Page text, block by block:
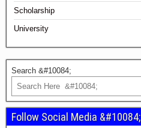
Scholarship
University
Search &#10084;
Follow Social Media &#10084;